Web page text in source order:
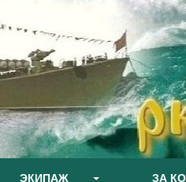
ЭКИПАЖ ЗА